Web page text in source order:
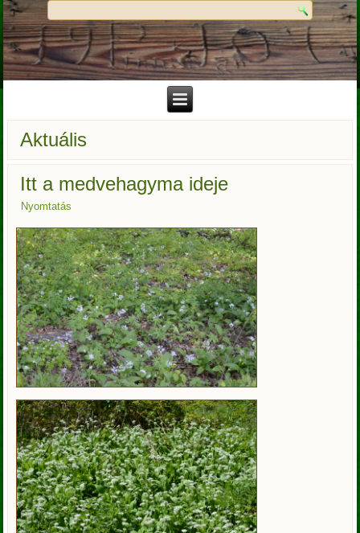
Aktuális
Itt a medvehagyma ideje
Nyomtatás